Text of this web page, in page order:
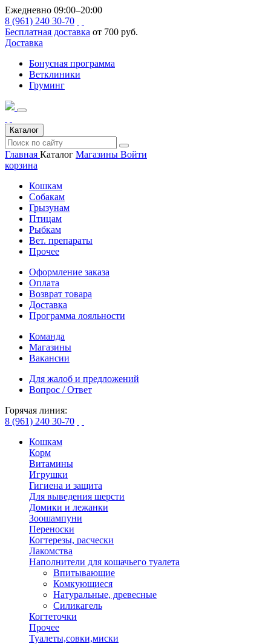
Ежедневно 09:00–20:00
8 (961) 240 30-70
Бесплатная доставка от 700 руб.
Доставка
Бонусная программа
Ветклиники
Груминг
Каталог
Главная Каталог Магазины Войти
корзина
Кошкам
Собакам
Грызунам
Птицам
Рыбкам
Вет. препараты
Прочее
Оформление заказа
Оплата
Возврат товара
Доставка
Программа лояльности
Команда
Магазины
Вакансии
Для жалоб и предложений
Вопрос / Ответ
Горячая линия:
8 (961) 240 30-70
Кошкам
Корм
Витамины
Игрушки
Гигиена и защита
Для выведения шерсти
Домики и лежанки
Зоошампуни
Переноски
Когтерезы, расчески
Лакомства
Наполнители для кошачьего туалета
Впитывающие
Комкующиеся
Натуральные, древесные
Силикагель
Когтеточки
Прочее
Туалеты,совки,миски